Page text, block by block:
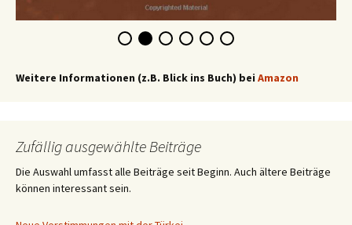
Weitere Informationen (z.B. Blick ins Buch) bei Amazon
Zufällig ausgewählte Beiträge
Die Auswahl umfasst alle Beiträge seit Beginn. Auch ältere Beiträge
können interessant sein.